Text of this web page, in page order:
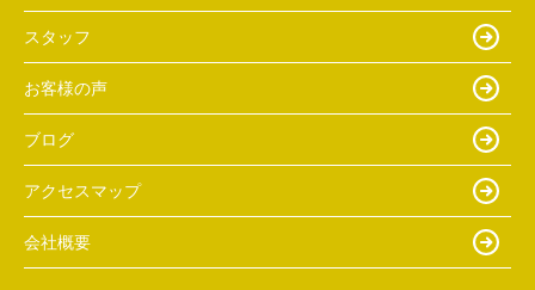
スタッフ
お客様の声
ブログ
アクセスマップ
会社概要